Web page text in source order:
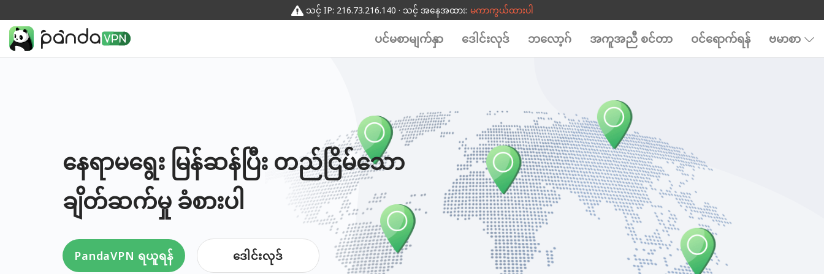
သင့် IP: 216.73.216.140 · သင့် အနေအထား: မကာကွယ်ထားပါ
ပင်မစာမျက်နှာ ဒေါင်းလုဒ် ဘလော့ဂ် အကူအညီ စင်တာ ဝင်ရောက်ရန် ဗမာစာ
နေရာမရွေး မြန်ဆန်ပြီး တည်ငြိမ်သော
ချိတ်ဆက်မှု ခံစားပါ
PandaVPN ရယူရန် ဒေါင်းလုဒ်